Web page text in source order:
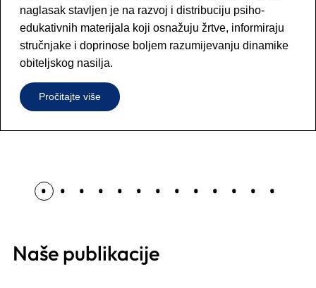
naglasak stavljen je na razvoj i distribuciju psiho-
edukativnih materijala koji osnažuju žrtve, informiraju
stručnjake i doprinose boljem razumijevanju dinamike
obiteljskog nasilja.
Pročitajte više
Naše publikacije